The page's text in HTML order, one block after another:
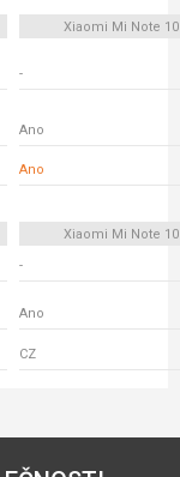
Xiaomi Mi Note
-
Ano
Ano
Xiaomi Mi Note
-
Ano
CZ